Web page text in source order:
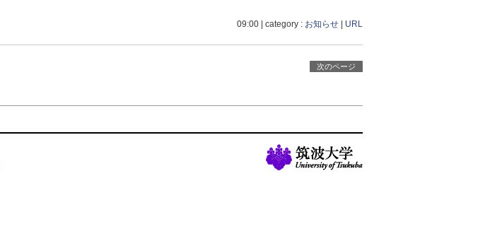
09:00 | category : お知らせ | URL
次のページ